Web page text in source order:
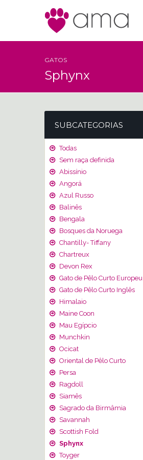
GATOS
Sphynx
SUBCATEGORIAS
Todas
Sem raça definida
Abissínio
Angorá
Azul Russo
Balinês
Bengala
Bosques da Noruega
Chantilly- Tiffany
Chartreux
Devon Rex
Gato de Pêlo Curto Europeu
Gato de Pêlo Curto Inglês
Himalaio
Maine Coon
Mau Egípcio
Munchkin
Ocicat
Oriental de Pêlo Curto
Persa
Ragdoll
Siamês
Sagrado da Birmâmia
Savannah
Scottish Fold
Sphynx
Toyger